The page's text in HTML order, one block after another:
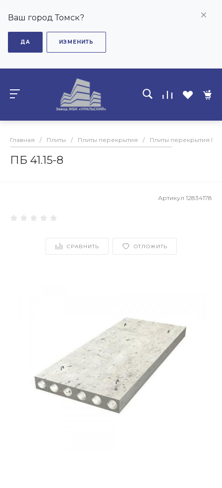
Ваш город Томск?
ДА ИЗМЕНИТЬ
Главная / Плиты / Плиты перекрытия / Плиты перекрытия ПБ
ПБ 41.15-8
Артикул 12834178
СРАВНИТЬ ОТЛОЖИТЬ